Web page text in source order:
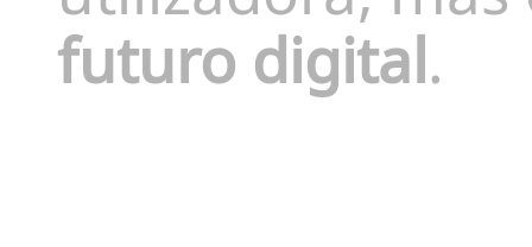
futuro digital.